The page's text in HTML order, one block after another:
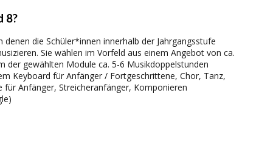
8?
die Schüler*innen innerhalb der Jahrgangsstufe
Sie wählen im Vorfeld aus einem Angebot von ca.
der gewählten Module ca. 5-6 Musikdoppelstunden
Keyboard für Anfänger / Fortgeschrittene, Chor, Tanz,
Anfänger, Streicheranfänger, Komponieren